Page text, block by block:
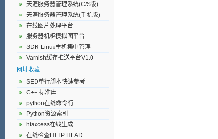
天涯服务器管理系统(C/S版)
天涯服务器管理系统(手机版)
在线图片处理平台
服务器机柜模拟图平台
SDR-Linux主机集中管理
Varnish缓存推送平台V1.0
网址收藏
SED单行脚本快速参考
C++ 标准库
python在线命令行
Python资源索引
htaccess在线生成
在线检查HTTP HEAD